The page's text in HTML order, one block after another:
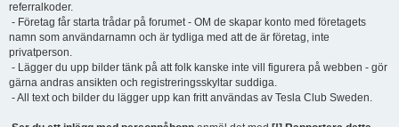
referralkoder.
- Företag får starta trådar på forumet - OM de skapar konto med företagets
namn som användarnamn och är tydliga med att de är företag, inte
privatperson.
- Lägger du upp bilder tänk på att folk kanske inte vill figurera på webben - gör
gärna andras ansikten och registreringsskyltar suddiga.
- All text och bilder du lägger upp kan fritt användas av Tesla Club Sweden.